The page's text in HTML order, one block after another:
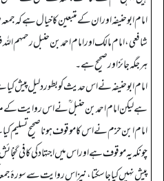
امام ابو حنیفہ اور ان کے متبعین کا خیال ہے کہ
شافعی، امام مالک اور امام احمد بن حنبل رحمہم
ہر جگہ جائز اور صحیح ہے۔
امام ابو حنیفہ نے اس حدیث کو بطور دلیل پیش
ہے لیکن امام احمد بن حنبل ؒ نے اس روایت
امام ابن حزم نے اس کا موقوف ہونا صحیح تسلیم
چونکہ یہ موقوف ہے اور اس میں اجتہاد کی کافی
پیش نہیں کیا جا سکتا، نیز اس روایت سے سورۂ